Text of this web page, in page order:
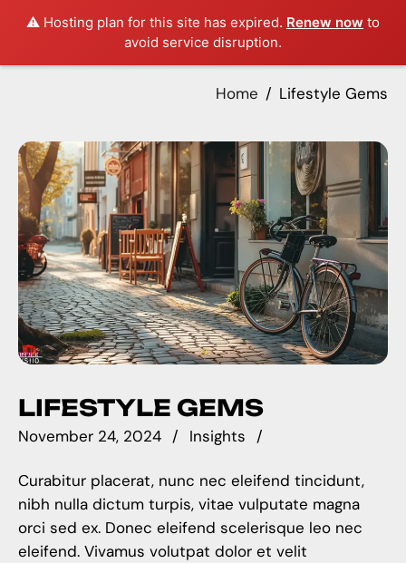
⚠️ Hosting plan for this site has expired. Renew now to
avoid service disruption.
Home Lifestyle Gems
LIFESTYLE GEMS
November 24, 2024 Insights
Curabitur placerat, nunc nec eleifend tincidunt,
nibh nulla dictum turpis, vitae vulputate magna
orci sed ex. Donec eleifend scelerisque leo nec
eleifend. Vivamus volutpat dolor et velit